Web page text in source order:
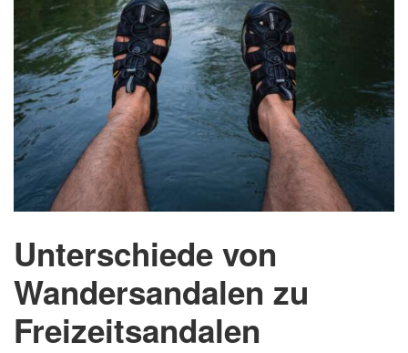
Unterschiede von
Wandersandalen zu
Freizeitsandalen